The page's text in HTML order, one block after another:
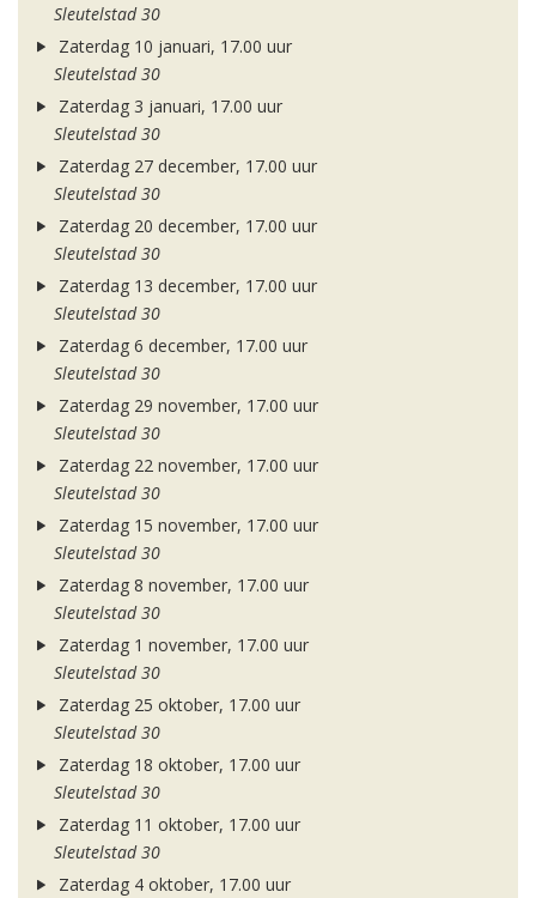
Sleutelstad 30
Zaterdag 10 januari, 17.00 uur
Sleutelstad 30
Zaterdag 3 januari, 17.00 uur
Sleutelstad 30
Zaterdag 27 december, 17.00 uur
Sleutelstad 30
Zaterdag 20 december, 17.00 uur
Sleutelstad 30
Zaterdag 13 december, 17.00 uur
Sleutelstad 30
Zaterdag 6 december, 17.00 uur
Sleutelstad 30
Zaterdag 29 november, 17.00 uur
Sleutelstad 30
Zaterdag 22 november, 17.00 uur
Sleutelstad 30
Zaterdag 15 november, 17.00 uur
Sleutelstad 30
Zaterdag 8 november, 17.00 uur
Sleutelstad 30
Zaterdag 1 november, 17.00 uur
Sleutelstad 30
Zaterdag 25 oktober, 17.00 uur
Sleutelstad 30
Zaterdag 18 oktober, 17.00 uur
Sleutelstad 30
Zaterdag 11 oktober, 17.00 uur
Sleutelstad 30
Zaterdag 4 oktober, 17.00 uur